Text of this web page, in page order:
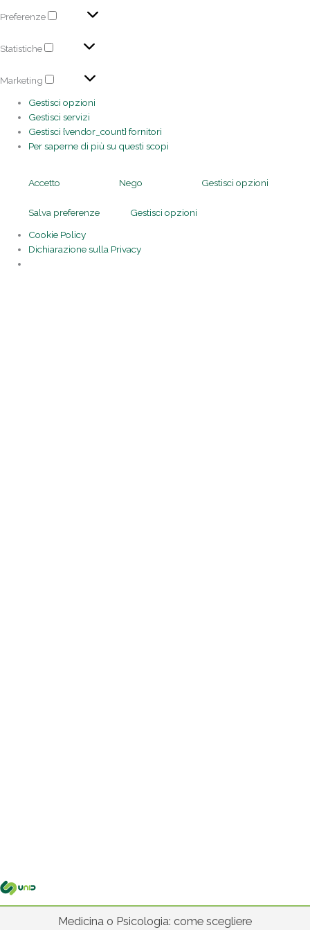
Preferenze
Statistiche
Marketing
Gestisci opzioni
Gestisci servizi
Gestisci {vendor_count} fornitori
Per saperne di più su questi scopi
Accetto Nego Gestisci opzioni
Salva preferenze
Gestisci opzioni
Cookie Policy
Dichiarazione sulla Privacy
Medicina o Psicologia: come scegliere